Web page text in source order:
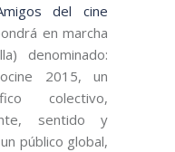
del cine
en marcha
denominado:
2015, un
colectivo,
sentido y
público global,